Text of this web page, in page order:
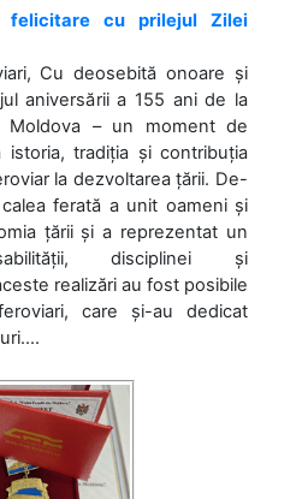
felicitare cu prilejul Zilei
Cu deosebită onoare și
aniversării a 155 ani de la
Moldova – un moment de
istoria, tradiția și contribuția
la dezvoltarea țării. De-
ferată a unit oameni și
țării și a reprezentat un
disciplinei și
realizări au fost posibile
care și-au dedicat